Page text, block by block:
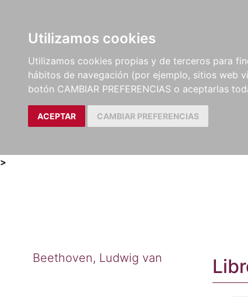
Utilizamos cookies
Utilizamos cookies propias y de terceros para
hábitos de navegación (por ejemplo, sitios web
botón CAMBIAR PREFERENCIAS o aceptarlas
ACEPTAR CAMBIAR PREFERENCIAS
LIBROS
MÉTODOS Y
EJERCICIOS
PARTITURAS Y
CRÍTICAS
>
Beethoven, Ludwig van